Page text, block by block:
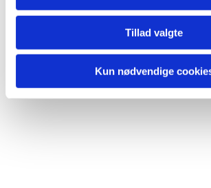
Tillad valgte
Kun nødvendige